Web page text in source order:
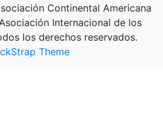
Continental Americana
Internacional de los
los derechos reservados.
Theme